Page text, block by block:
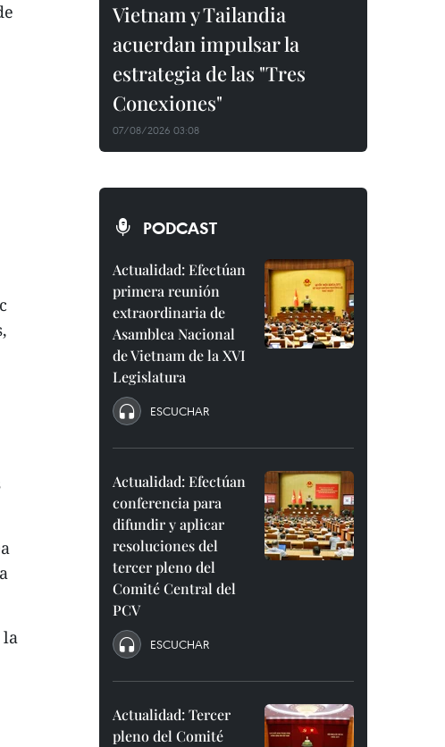
la
Vietnam y Tailandia
acuerdan impulsar la
estrategia de las "Tres
Conexiones"
07/08/2026 03:08
PODCAST
Actualidad: Efectúan
primera reunión
extraordinaria de
Asamblea Nacional
de Vietnam de la XVI
Legislatura
ESCUCHAR
Actualidad: Efectúan
conferencia para
difundir y aplicar
resoluciones del
tercer pleno del
Comité Central del
PCV
ESCUCHAR
Actualidad: Tercer
pleno del Comité